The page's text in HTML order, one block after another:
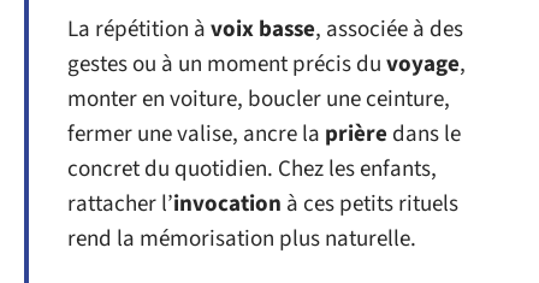
La répétition àvoix basse, associée à des
gestes ou à un moment précis duvoyage,
monter en voiture, boucler une ceinture,
fermer une valise, ancre la prière dans le
concret du quotidien. Chez les enfants,
rattacher l’invocation à ces petits rituels
rend la mémorisation plus naturelle.